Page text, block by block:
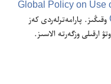
Global Policy on Use
وقىڭىز. پارامەترلەردى كەز
ارقىلى وزگەرتە الاسىز.
Copyright© 2026 Watch
| قۇپيالىق پارامەترلەرى